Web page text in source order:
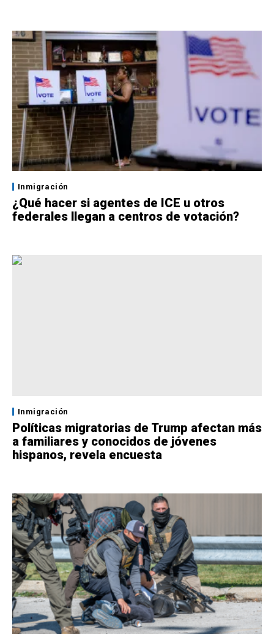
Inmigración
¿Qué hacer si agentes de ICE u otros
federales llegan a centros de votación?
Inmigración
Políticas migratorias de Trump afectan más
a familiares y conocidos de jóvenes
hispanos, revela encuesta